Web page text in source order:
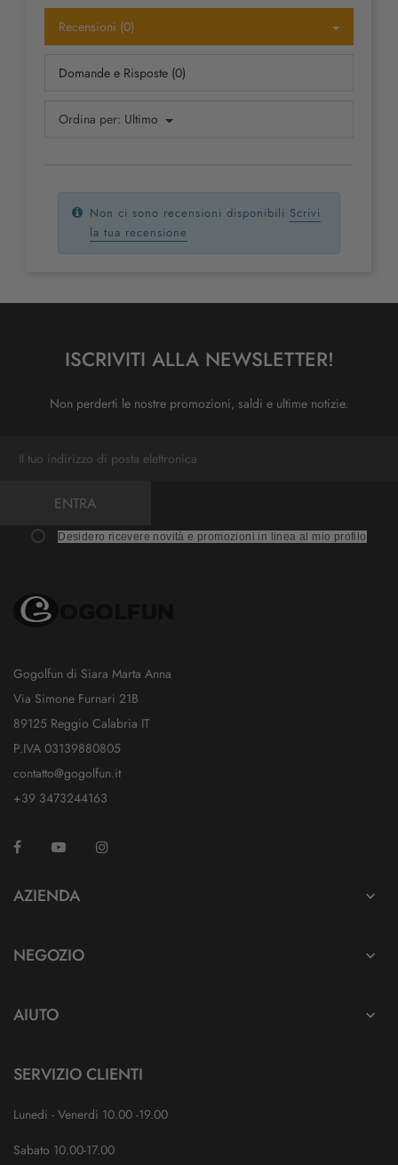
Recensioni (0)
Domande e Risposte (0)
Ordina per: Ultimo
Non ci sono recensioni disponibili Scrivi
la tua recensione
ISCRIVITI ALLA NEWSLETTER!
Non perderti le nostre promozioni, saldi e ultime notizie.
ENTRA
Desidero ricevere novità e promozioni in linea al mio profilo
Gogolfun di Siara Marta Anna
Via Simone Furnari 21B
89125 Reggio Calabria IT
P.IVA 03139880805
contatto@gogolfun.it
+39 3473244163
Facebook YouTube
AZIENDA 
NEGOZIO 
AIUTO 
SERVIZIO CLIENTI
Lunedi - Venerdi 10.00 -19.00
Sabato 10.00-17.00